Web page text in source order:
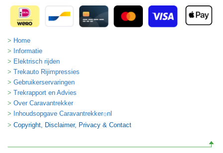
Home
Informatie
Elektrisch rijden
Trekauto Rijimpressies
Gebruikerservaringen
Trekrapport en Advies
Over Caravantrekker
Inhoudsopgave Caravantrekker🙂nl
Copyright, Disclaimer, Privacy & Contact